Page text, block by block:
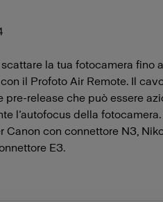
la tua fotocamera fino
il Profoto Air Remote. Il
pre-release che può essere
l’autofocus della fotocamera.
Canon con connettore N3,
E3.